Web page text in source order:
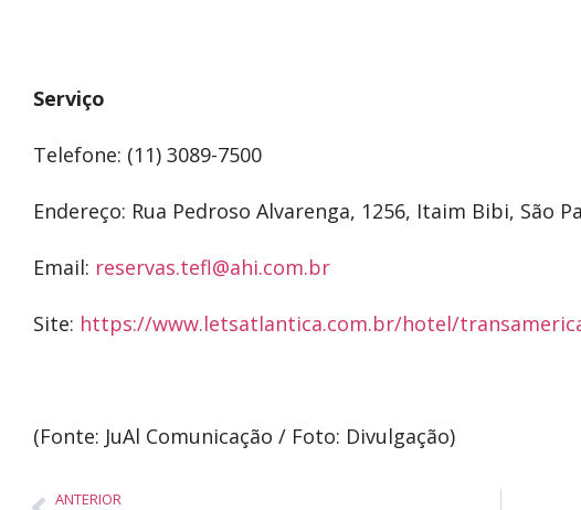
Serviço
Telefone: (11) 3089-7500
Endereço: Rua Pedroso Alvarenga, 1256, Itaim Bibi, São
Email: reservas.tefl@ahi.com.br
Site: https://www.letsatlantica.com.br/hotel/
(Fonte: JuAl Comunicação / Foto: Divulgação)
ANTERIOR